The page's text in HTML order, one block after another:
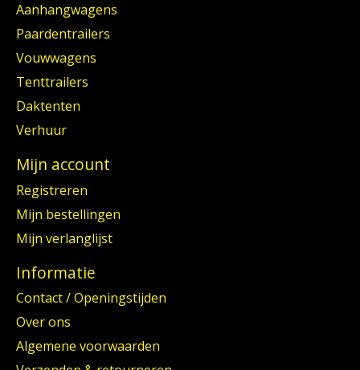
Aanhangwagens
Paardentrailers
Vouwwagens
Tenttrailers
Daktenten
Verhuur
Mijn account
Registreren
Mijn bestellingen
Mijn verlanglijst
Informatie
Contact / Openingstijden
Over ons
Algemene voorwaarden